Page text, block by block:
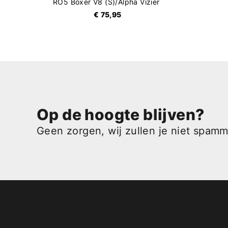
RO5 Boxer V8 (S)/Alpha Vizier
€ 75,95
Op de hoogte blijven?
Geen zorgen, wij zullen je niet